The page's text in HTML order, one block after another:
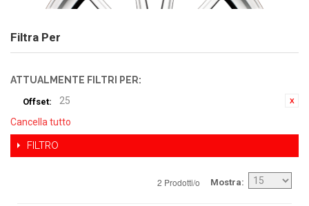
Filtra Per
ATTUALMENTE FILTRI PER:
Offset:
25
Cancella tutto
FILTRO
2 Prodotti/o Mostra